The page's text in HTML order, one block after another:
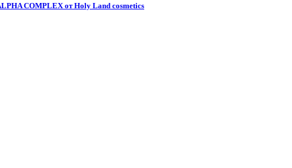
COMPLEX от Holy Land cosmetics